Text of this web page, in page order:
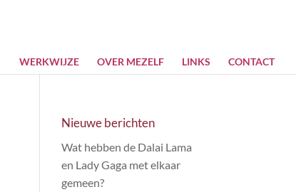
WERKWIJZE OVER MEZELF LINKS CONTACT
Nieuwe berichten
Wat hebben de Dalai Lama
en Lady Gaga met elkaar
gemeen?